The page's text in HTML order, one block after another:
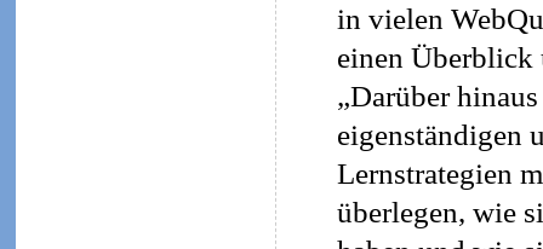
in vielen
einen Überblick
„Darüber
eigenständigen
Lernstrategien
überlegen, wie